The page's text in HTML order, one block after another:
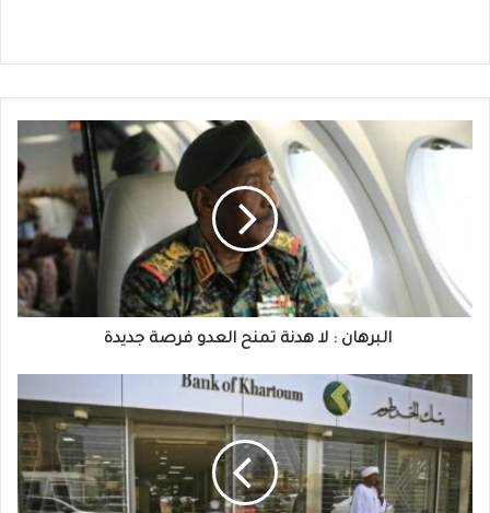
:
جديدة
البرهان : لا هدنة تمنح العدو فرصة جديدة
بنك
الخرطوم
يصدر
بيان
عاجل